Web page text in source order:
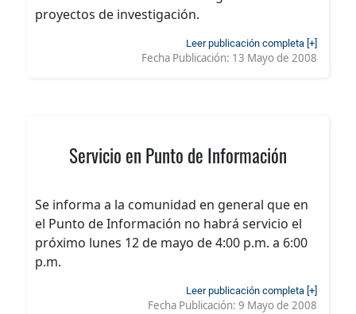
proyectos de investigación.
Leer publicación completa [+]
Fecha Publicación: 13 Mayo de 2008
Servicio en Punto de Información
Se informa a la comunidad en general que en
el Punto de Información no habrá servicio el
próximo lunes 12 de mayo de 4:00 p.m. a 6:00
p.m.
Leer publicación completa [+]
Fecha Publicación: 9 Mayo de 2008